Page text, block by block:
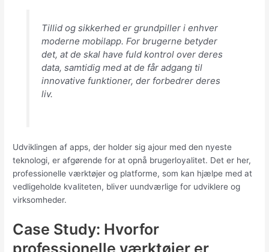
Tillid og sikkerhed er grundpiller i enhver
moderne mobilapp. For brugerne betyder
det, at de skal have fuld kontrol over deres
data, samtidig med at de får adgang til
innovative funktioner, der forbedrer deres
liv.
Udviklingen af apps, der holder sig ajour med den nyeste
teknologi, er afgørende for at opnå brugerloyalitet. Det er her,
professionelle værktøjer og platforme, som kan hjælpe med at
vedligeholde kvaliteten, bliver uundværlige for udviklere og
virksomheder.
Case Study: Hvorfor